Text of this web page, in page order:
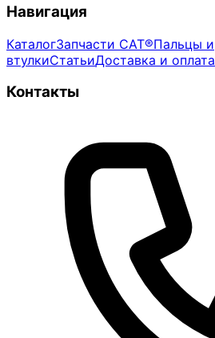
Навигация
КаталогЗапчасти CAT®Пальцы и
втулкиСтатьиДоставка и оплата
Контакты